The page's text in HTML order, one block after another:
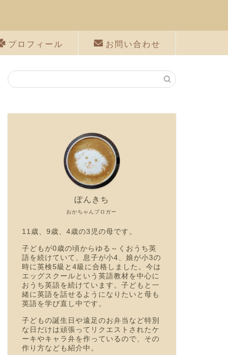
プロフィール お問い合わせ
おかちゃんブロガー
ぽんきち
11歳、9歳、4歳の3児の母です。
子どもが0歳の頃からゆる～くおうち英
語を続けていて、息子が小4、娘が小3の
時に英検5級と4級に合格しました。今は
エッグスクールという英語教材を中心に
おうち英語を続けています。子どもと一
緒に英語を話せるようになりたいと母も
英語を学び直し中です。
子どもの誕生日や遠足のお弁当など特別
な日だけは頑張ってリクエストされたケ
ーキやキャラ弁を作っているので、その
作り方なども紹介中。